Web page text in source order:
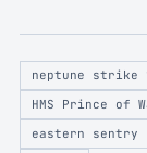
neptune strike
HMS Prince of
eastern sentry